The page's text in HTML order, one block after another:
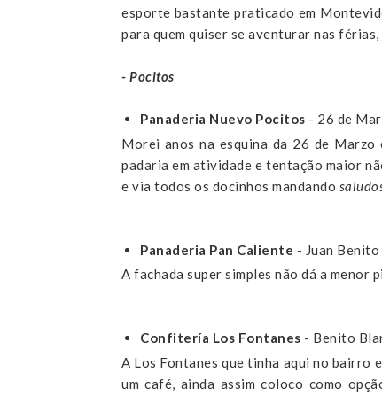
esporte bastante praticado em
para quem quiser se aventurar nas
- Pocitos
Panaderia Nuevo Pocitos - 26 de
Morei anos na esquina da 26 de
padaria em atividade e tentação maior
e via todos os docinhos mandando
Panaderia Pan Caliente - Juan
A fachada super simples não dá a
Confitería Los Fontanes - Benito
A Los Fontanes que tinha aqui no bairro
um café, ainda assim coloco como